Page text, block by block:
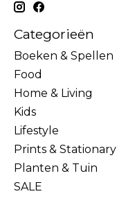
Categorieën
Boeken & Spellen
Food
Home & Living
Kids
Lifestyle
Prints & Stationary
Planten & Tuin
SALE